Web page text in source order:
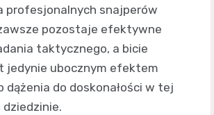
profesjonalnych snajperów
pozostaje efektywne
taktycznego, a bicie
jedynie ubocznym efektem
dążenia do doskonałości w tej